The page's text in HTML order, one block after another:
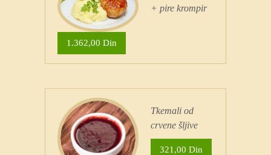
+ pire krompir
1.362,00 Din
Tkemali od
crvene šljive
321,00 Din